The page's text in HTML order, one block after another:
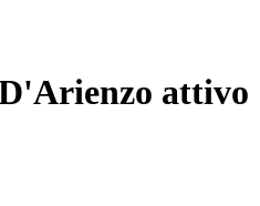
attivo